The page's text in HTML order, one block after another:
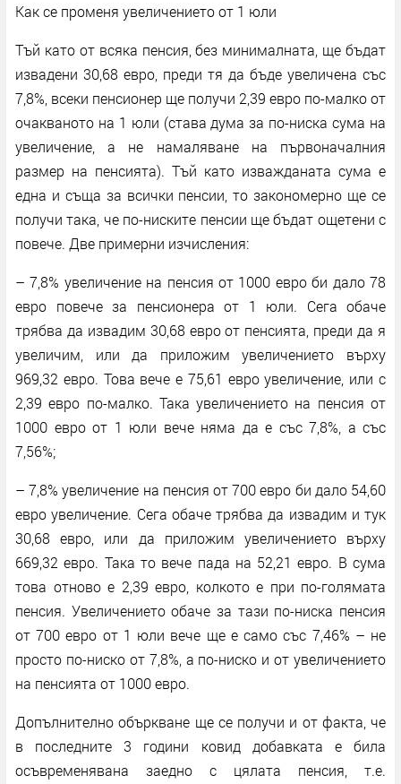
Как се променя увеличението от 1 юли
Тъй като от всяка пенсия, без минималната, ще бъдат
извадени 30,68 евро, преди тя да бъде увеличена със
7,8%, всеки пенсионер ще получи 2,39 евро по-малко от
очакваното на 1 юли (става дума за по-ниска сума на
увеличение, а не намаляване на първоначалния
размер на пенсията). Тъй като изважданата сума е
една и съща за всички пенсии, то закономерно ще се
получи така, че по-ниските пенсии ще бъдат ощетени с
повече. Две примерни изчисления:
– 7,8% увеличение на пенсия от 1000 евро би дало 78
евро повече за пенсионера от 1 юли. Сега обаче
трябва да извадим 30,68 евро от пенсията, преди да я
увеличим, или да приложим увеличението върху
969,32 евро. Това вече е 75,61 евро увеличение, или с
2,39 евро по-малко. Така увеличението на пенсия от
1000 евро от 1 юли вече няма да е със 7,8%, а със
7,56%;
– 7,8% увеличение на пенсия от 700 евро би дало 54,60
евро увеличение. Сега обаче трябва да извадим и тук
30,68 евро, или да приложим увеличението върху
669,32 евро. Така то вече пада на 52,21 евро. В сума
това отново е 2,39 евро, колкото е при по-голямата
пенсия. Увеличението обаче за тази по-ниска пенсия
от 700 евро от 1 юли вече ще е само със 7,46% – не
просто по-ниско от 7,8%, а по-ниско и от увеличението
на пенсията от 1000 евро.
Допълнително объркване ще се получи и от факта, че
в последните 3 години ковид добавката е била
осъвременявана заедно с цялата пенсия, т.е.